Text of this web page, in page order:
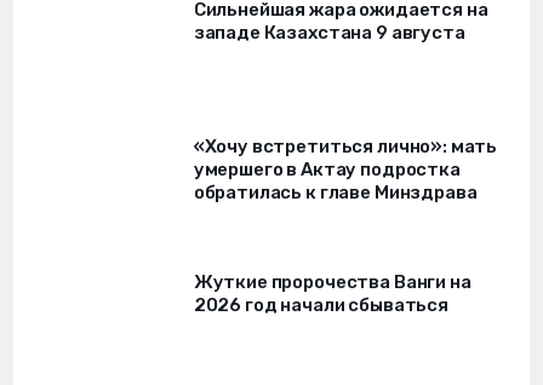
Сильнейшая жара ожидается на
западе Казахстана 9 августа
«Хочу встретиться лично»: мать
умершего в Актау подростка
обратилась к главе Минздрава
Жуткие пророчества Ванги на
2026 год начали сбываться